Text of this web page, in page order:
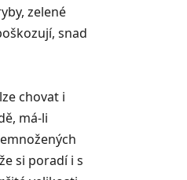
zelené
snad
chovat i
má-li
si poradí i s